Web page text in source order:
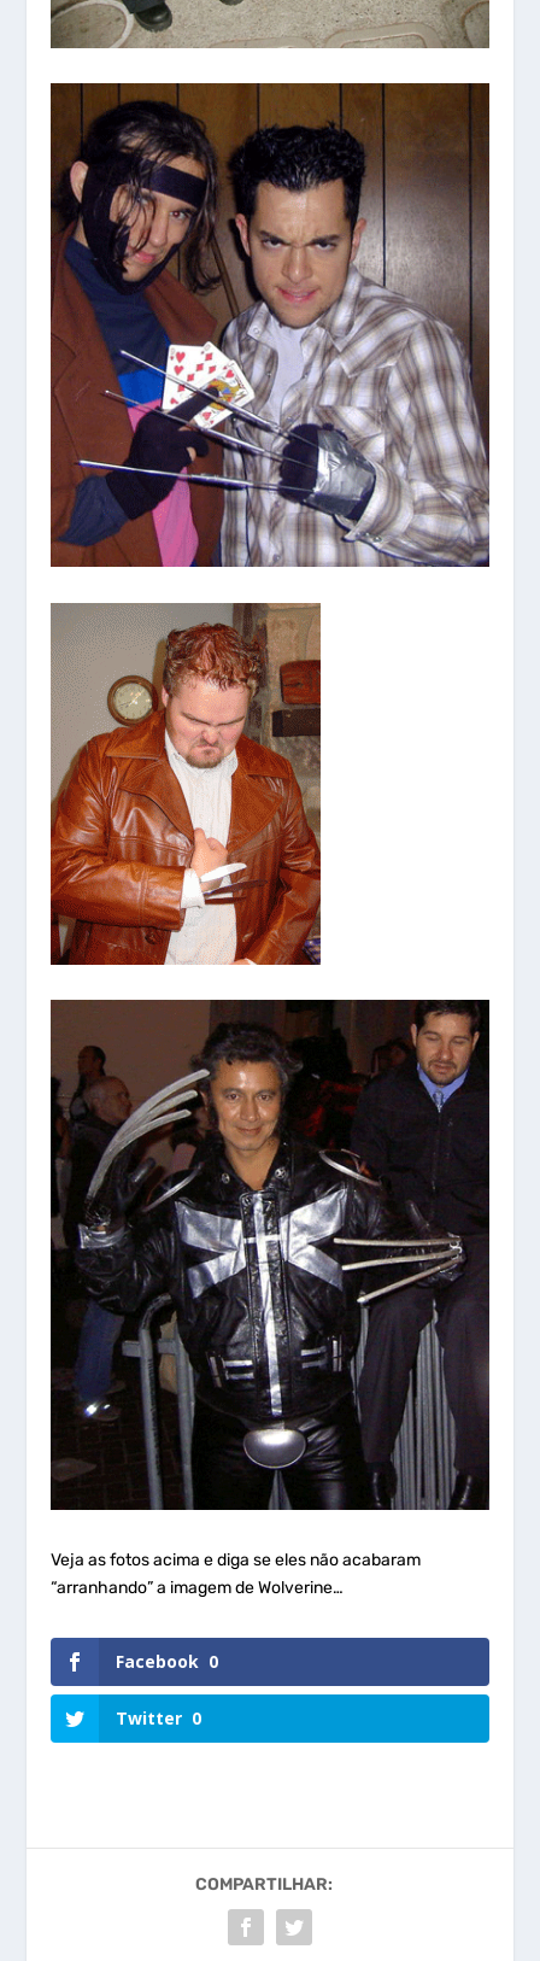
Veja as fotos acima e diga se eles não acabaram
“arranhando” a imagem de Wolverine…
Facebook 0
Twitter 0
COMPARTILHAR: